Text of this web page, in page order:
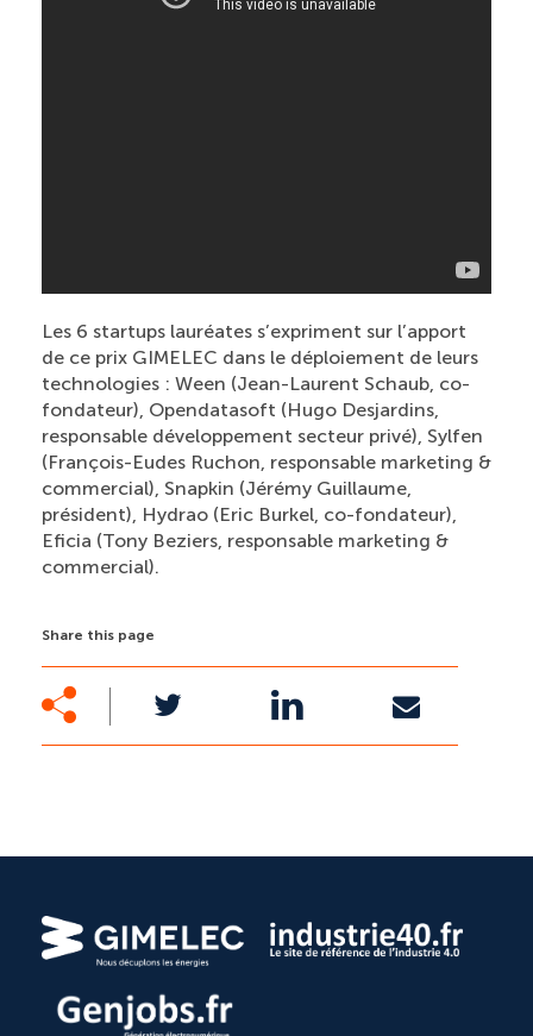
Les 6 startups lauréates s’expriment sur l’apport
de ce prix GIMELEC dans le déploiement de leurs
technologies : Ween (Jean-Laurent Schaub, co-
fondateur), Opendatasoft (Hugo Desjardins,
responsable développement secteur privé), Sylfen
(François-Eudes Ruchon, responsable marketing &
commercial), Snapkin (Jérémy Guillaume,
président), Hydrao (Eric Burkel, co-fondateur),
Eficia (Tony Beziers, responsable marketing &
commercial).
Share this page